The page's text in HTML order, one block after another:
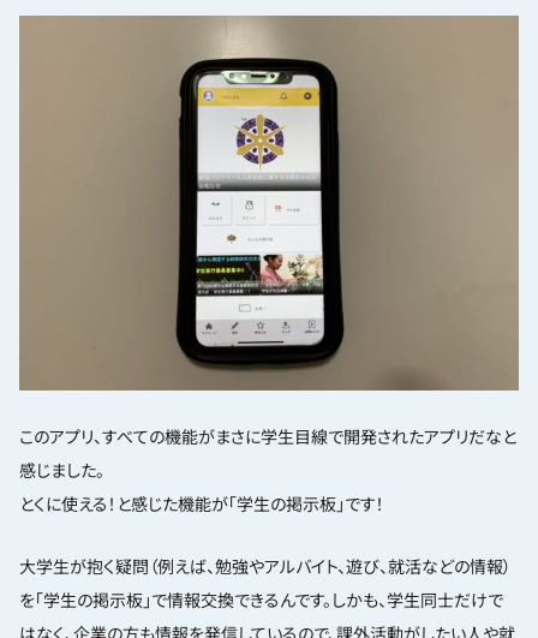
このアプリ、すべての機能がまさに学生目線で開発されたアプリだなと
感じました。
とくに使える！と感じた機能が「学生の掲示板」です！
大学生が抱く疑問（例えば、勉強やアルバイト、遊び、就活などの情報）
を「学生の掲示板」で情報交換できるんです。しかも、学生同士だけで